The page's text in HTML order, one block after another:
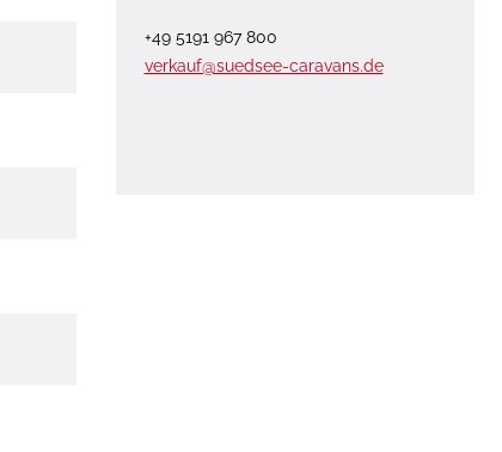
+49 5191 967 800
verkauf@suedsee-caravans.de